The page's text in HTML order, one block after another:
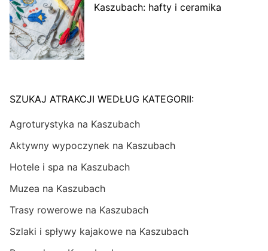
Kaszubach: hafty i ceramika
SZUKAJ ATRAKCJI WEDŁUG KATEGORII:
Agroturystyka na Kaszubach
Aktywny wypoczynek na Kaszubach
Hotele i spa na Kaszubach
Muzea na Kaszubach
Trasy rowerowe na Kaszubach
Szlaki i spływy kajakowe na Kaszubach